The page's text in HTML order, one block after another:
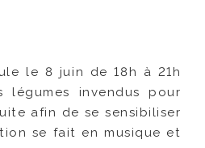
le 8 juin de 18h à 21h
invendus pour
afin de se sensibiliser
se fait en musique et